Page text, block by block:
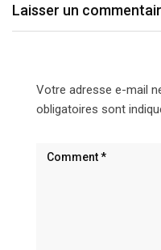
Laisser un
Votre adresse e-mail
obligatoires sont